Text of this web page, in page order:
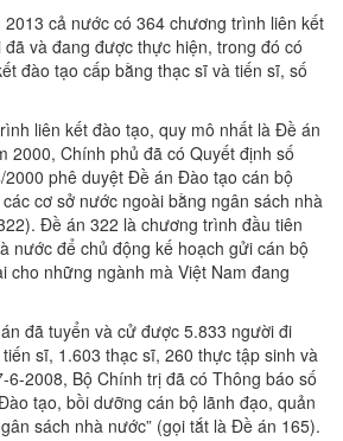
cả nước có 364 chương trình liên kết
và đang được thực hiện, trong đó có
đào tạo cấp bằng thạc sĩ và tiến sĩ, số
liên kết đào tạo, quy mô nhất là Đề án
2000, Chính phủ đã có Quyết định số
phê duyệt Đề án Đào tạo cán bộ
cơ sở nước ngoài bằng ngân sách nhà
Đề án 322 là chương trình đầu tiên
nước để chủ động kế hoạch gửi cán bộ
cho những ngành mà Việt Nam đang
đã tuyển và cử được 5.833 người đi
sĩ, 1.603 thạc sĩ, 260 thực tập sinh và
6-2008, Bộ Chính trị đã có Thông báo số
tạo, bồi dưỡng cán bộ lãnh đạo, quản
sách nhà nước” (gọi tắt là Đề án 165).